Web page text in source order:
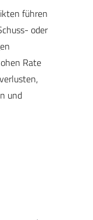
führen
oder
Rate
und